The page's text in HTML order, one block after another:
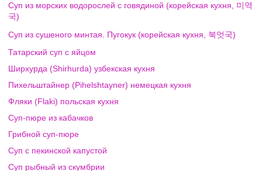
Суп из морских водорослей с говядиной (корейская кухня, 미역
국)
Суп из сушеного минтая. Пугокук (корейская кухня, 북엇국)
Татарский суп с яйцом
Ширхурда (Shirhurda) узбекская кухня
Пихельштайнер (Pihelshtayner) немецкая кухня
Фляки (Flaki) польская кухня
Суп-пюре из кабачков
Грибной суп-пюре
Суп с пекинской капустой
Суп рыбный из скумбрии